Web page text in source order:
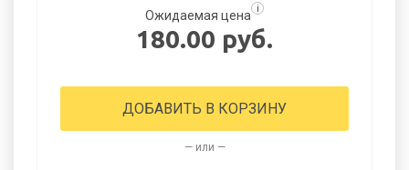
Ожидаемая цена i
180.00 руб.
ДОБАВИТЬ В КОРЗИНУ
— или —